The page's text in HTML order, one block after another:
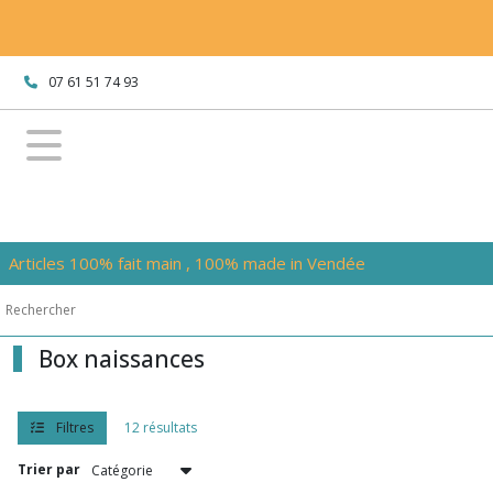
07 61 51 74 93
Articles 100% fait main , 100% made in Vendée
Box naissances
Filtres 12 résultats
Trier par
FILTRES
Tous
Bavoirs
triangles
évolutifs
(2)